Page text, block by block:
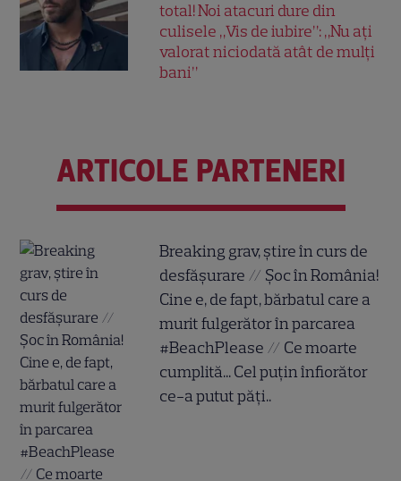
total! Noi atacuri dure din
culisele „Vis de iubire”: „Nu ați
valorat niciodată atât de mulți
bani”
ARTICOLE PARTENERI
Breaking grav, știre în curs de
desfășurare // Șoc în România!
Cine e, de fapt, bărbatul care a
murit fulgerător în parcarea
#BeachPlease // Ce moarte
cumplită... Cel puțin înfiorător
ce-a putut păți..